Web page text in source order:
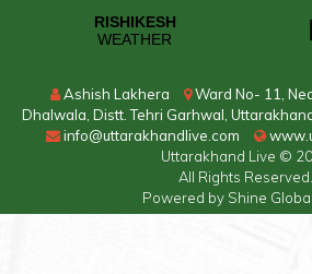
Ashish Lakhera
Ward No- 11,
Dhalwala, Distt. Tehri Garhwal,
info@uttarakhandlive.com
Uttarakhand Live ©
All Rights Reserved.
Powered by Shine